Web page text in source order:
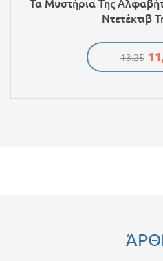
Τα Μυστήρια Της
Ντετέκτιβ
13.25